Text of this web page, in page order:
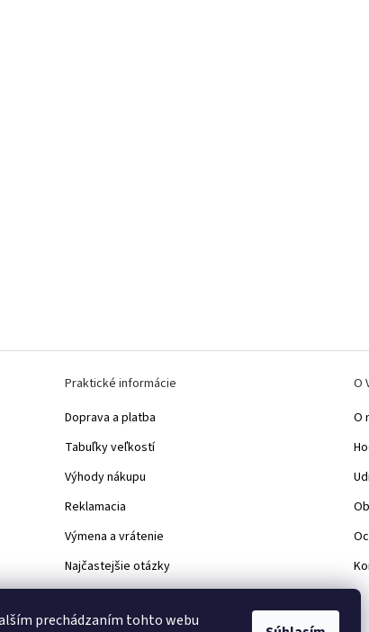
prechádzaním tohto webu
Praktické informácie
Doprava a platba
Tabuľky veľkostí
Výhody nákupu
Reklamacia
Výmena a vrátenie
Najčastejšie otázky
Blog
O
O